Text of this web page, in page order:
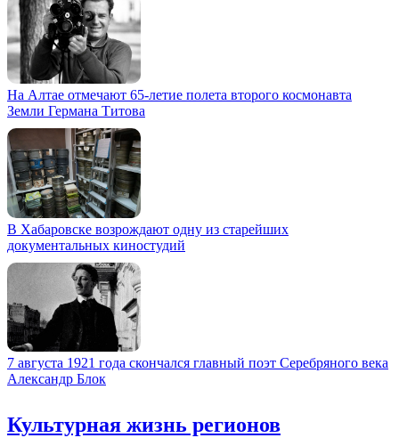
На Алтае отмечают 65-летие полета второго космонавта
Земли Германа Титова
В Хабаровске возрождают одну из старейших
документальных киностудий
7 августа 1921 года скончался главный поэт Серебряного века
Александр Блок
Культурная жизнь регионов